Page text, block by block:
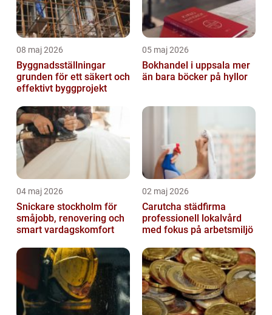
08 maj 2026
Byggnadsställningar
grunden för ett säkert och
effektivt byggprojekt
05 maj 2026
Bokhandel i uppsala mer
än bara böcker på hyllor
04 maj 2026
Snickare stockholm för
småjobb, renovering och
smart vardagskomfort
02 maj 2026
Carutcha städfirma
professionell lokalvård
med fokus på arbetsmiljö